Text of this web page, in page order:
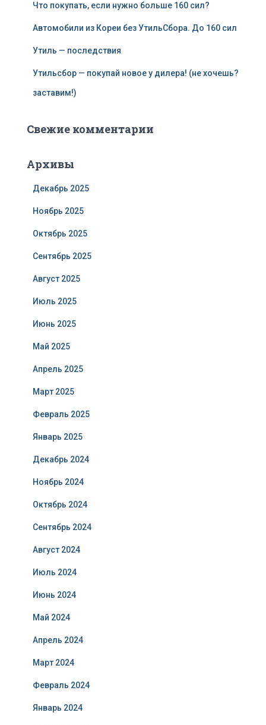
Что покупать, если нужно больше 160 сил?
Автомобили из Кореи без УтильСбора. До 160 сил
Утиль — последствия
Утильсбор — покупай новое у дилера! (не хочешь?
заставим!)
Свежие комментарии
Архивы
Декабрь 2025
Ноябрь 2025
Октябрь 2025
Сентябрь 2025
Август 2025
Июль 2025
Июнь 2025
Май 2025
Апрель 2025
Март 2025
Февраль 2025
Январь 2025
Декабрь 2024
Ноябрь 2024
Октябрь 2024
Сентябрь 2024
Август 2024
Июль 2024
Июнь 2024
Май 2024
Апрель 2024
Март 2024
Февраль 2024
Январь 2024